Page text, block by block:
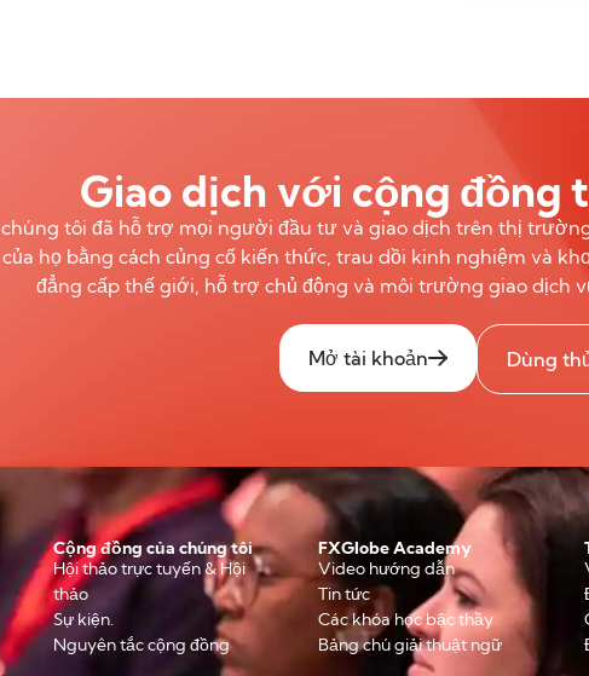
Giao dịch với cộng đồng
tôi đã hỗ trợ mọi người đầu tư và giao dịch trên thị
họ bằng cách củng cố kiến thức, trau dồi kinh nghiệm và
đẳng cấp thế giới, hỗ trợ chủ động và môi trường giao dịch
Mở tài khoản Dùng
Cộng đồng của chúng tôi
Hội thảo trực tuyến & Hội
thảo
Sự kiện.
Nguyên tắc cộng đồng
FXGlobe Academy
Video hướng dẫn
Tin tức
Các khóa học bậc thầy
Bảng chú giải thuật ngữ